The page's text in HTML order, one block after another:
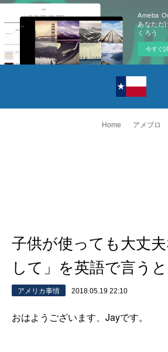
Ameba
あなただ
くろう
今すぐ
Home アメブロ
子供が使っても大丈
して」を英語で言うと
アメリカ事情 2018.05.19 22:10
おはようございます、Jayです。